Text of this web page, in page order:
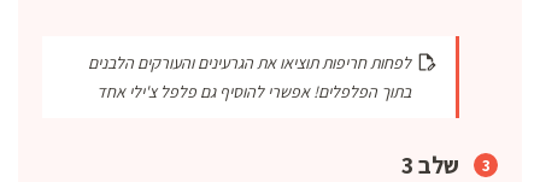
לפחות חריפות תוציאו את הגרעינים והעורקים הלבנים
בתוך הפלפלים! אפשרי להוסיף גם פלפל צ'ילי אחד
שלב 3